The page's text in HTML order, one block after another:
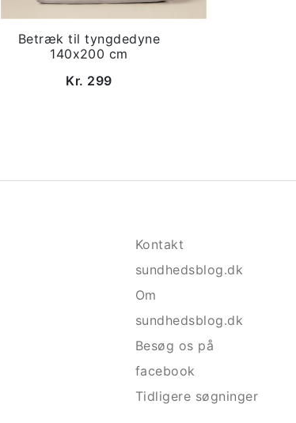
Betræk til tyngdedyne
140x200 cm
Kr. 299
Kontakt
sundhedsblog.dk
Om
sundhedsblog.dk
Besøg os på
facebook
Tidligere søgninger